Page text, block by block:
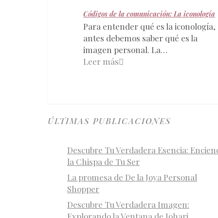
Códigos de la comunicación: La iconología
Para entender qué es la iconología,
antes debemos saber qué es la
imagen personal. La…
Leer más
ÚLTIMAS PUBLICACIONES
Descubre Tu Verdadera Esencia:
la Chispa de Tu Ser
La promesa de De la Joya Personal
Shopper
Descubre Tu Verdadera Imagen: